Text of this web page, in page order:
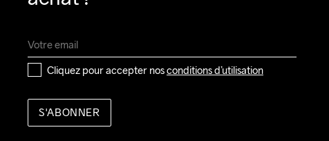
Cliquez pour accepter nos conditions d’utilisation
S'ABONNER